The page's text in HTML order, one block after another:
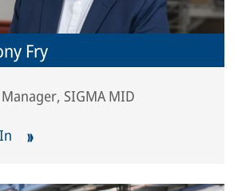
Fry
SIGMA MID